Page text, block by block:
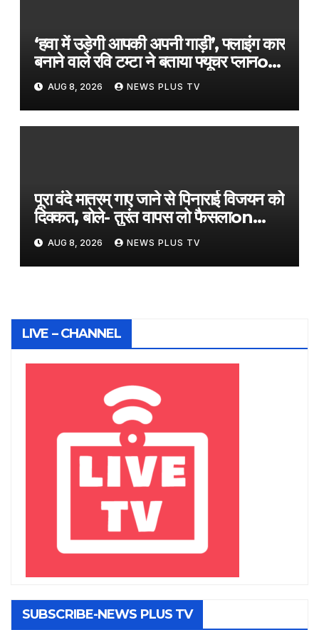
‘हवा में उड़ेगी आपकी अपनी गाड़ी’, फ्लाइंग कार
बनाने वाले रवि टम्टा ने बताया फ्यूचर प्लान​on
August 8, 2026 at 2:36 pm
AUG 8, 2026 NEWS PLUS TV
पूरा वंदे मातरम् गाए जाने से पिनाराई विजयन को
दिक्कत, बोले- तुरंत वापस लो फैसला​on
August 8, 2026 at 1:17 pm
AUG 8, 2026 NEWS PLUS TV
LIVE – CHANNEL
SUBSCRIBE-NEWS PLUS TV